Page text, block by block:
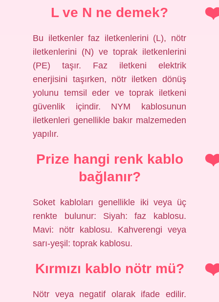
L ve N ne demek?
Bu iletkenler faz iletkenlerini (L), nötr
iletkenlerini (N) ve toprak iletkenlerini
(PE) taşır. Faz iletkeni elektrik
enerjisini taşırken, nötr iletken dönüş
yolunu temsil eder ve toprak iletkeni
güvenlik içindir. NYM kablosunun
iletkenleri genellikle bakır malzemeden
yapılır.
Prize hangi renk kablo
bağlanır?
Soket kabloları genellikle iki veya üç
renkte bulunur: Siyah: faz kablosu.
Mavi: nötr kablosu. Kahverengi veya
sarı-yeşil: toprak kablosu.
Kırmızı kablo nötr mü?
Nötr veya negatif olarak ifade edilir.